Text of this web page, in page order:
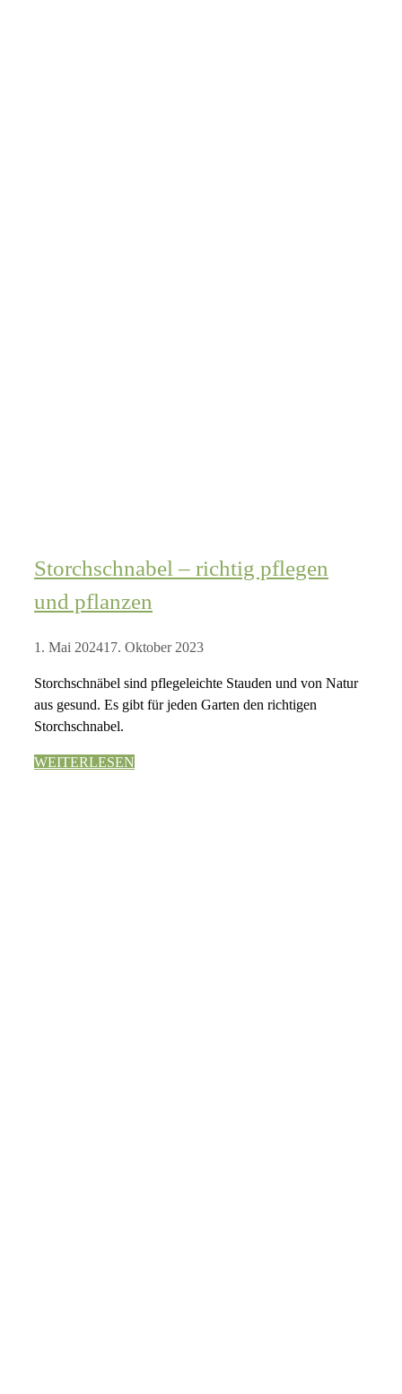
Storchschnabel – richtig pflegen
und pflanzen
1. Mai 202417. Oktober 2023
Storchschnäbel sind pflegeleichte Stauden und von Natur
aus gesund. Es gibt für jeden Garten den richtigen
Storchschnabel.
WEITERLESEN